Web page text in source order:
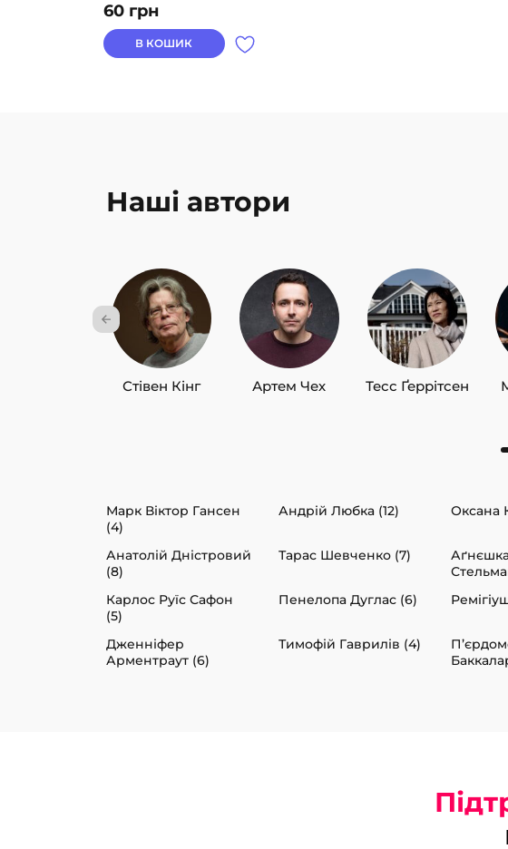
60 грн
В КОШИК
Наші автори
Стівен Кінг Артем Чех Тесс Ґеррітсен
Марк Віктор Гансен
(4)
Андрій Любка (12) Оксана
Анатолій Дністровий
(8)
Тарас Шевченко (7)
Карлос Руїс Сафон
(5)
Пенелопа Дуглас (6)
Дженніфер
Арментраут (6)
Тимофій Гаврилів (4)